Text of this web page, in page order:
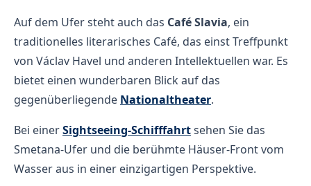
Auf dem Ufer steht auch das Café Slavia, ein
traditionelles literarisches Café, das einst Treffpunkt
von Václav Havel und anderen Intellektuellen war. Es
bietet einen wunderbaren Blick auf das
gegenüberliegende Nationaltheater.
Bei einerSightseeing-Schifffahrtsehen Sie das
Smetana-Ufer und die berühmte Häuser-Front vom
Wasser aus in einer einzigartigen Perspektive.